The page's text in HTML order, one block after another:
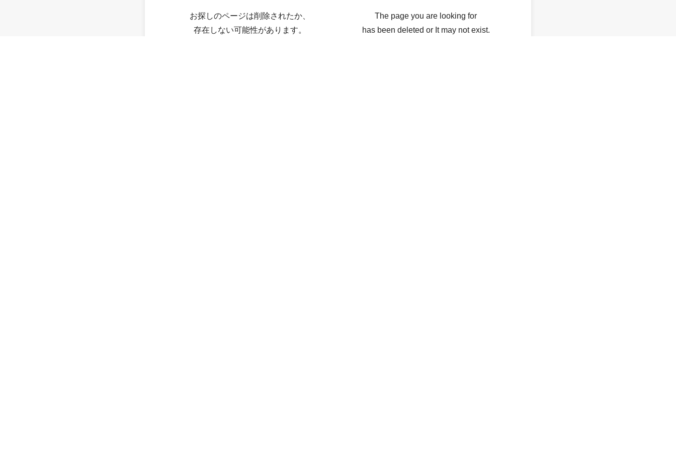
お探しのページは削除されたか、
存在しない可能性があります。
The page you are looking for
has been deleted or It may not exist.